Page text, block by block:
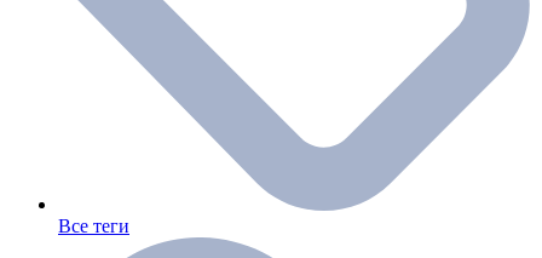
Все теги